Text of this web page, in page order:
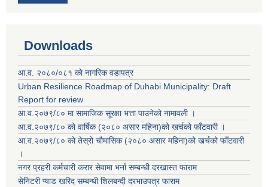
Downloads
आ.व. २०८०/०८१ काे नागरिक वडापत्र
Urban Resilience Roadmap of Duhabi Municipality: Draft
Report for review
आ.व.२०७९/८० मा सामाजिक सूरक्षा भत्ता पाउनेको नामावली ।
आ.व.२०७९/८० को वार्षिक (२०८० असार महिना)को खर्चको फाँटवारी ।
आ.व.२०७९/८० को तेस्रो चौमासिक (२०८० असार महिना)को खर्चको फाँटवारी
।
नगर प्रहरी कर्मचारी करार सेवामा भर्ना सम्बन्धी दरखास्त फाराम
सेनिटरी प्याड खरिद सम्बन्धी शिलबन्दी दरभाउपत्र फाराम